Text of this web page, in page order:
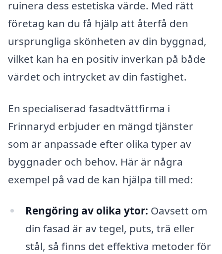
ruinera dess estetiska värde. Med rätt
företag kan du få hjälp att återfå den
ursprungliga skönheten av din byggnad,
vilket kan ha en positiv inverkan på både
värdet och intrycket av din fastighet.
En specialiserad fasadtvättfirma i
Frinnaryd erbjuder en mängd tjänster
som är anpassade efter olika typer av
byggnader och behov. Här är några
exempel på vad de kan hjälpa till med:
Rengöring av olika ytor: Oavsett om
din fasad är av tegel, puts, trä eller
stål, så finns det effektiva metoder för